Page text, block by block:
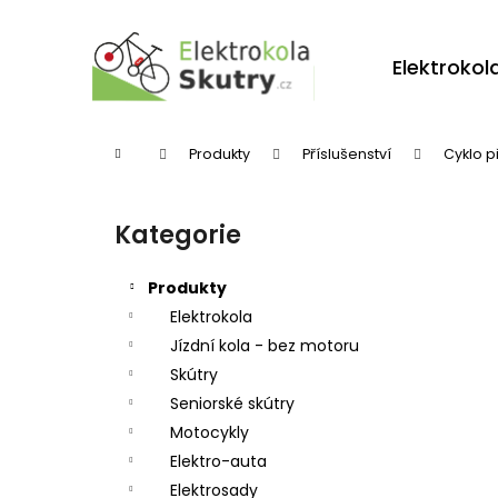
Domů Produkty Příslušenství Cyklo
Přeskočit
kategorie
Kategorie
Produkty
Elektrokola
Jízdní kola - bez motoru
Skútry
Seniorské skútry
Motocykly
Elektro-auta
Elektrosady
Zpět
Zpět